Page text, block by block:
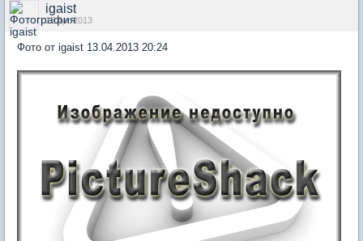
igaist
13 Apr 2013
Фото от igaist 13.04.2013 20:24